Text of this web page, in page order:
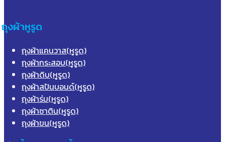
ถุงผ้าหูรูด
ถุงผ้าแคนวาส(หูรูด)
ถุงผ้ากระสอบ(หูรูด)
ถุงผ้าดิบ(หูรูด)
ถุงผ้าสปันบอนด์(หูรูด)
ถุงผ้าร่ม(หูรูด)
ถุงผ้าซาติน(หูรูด)
ถุงผ้าขน(หูรูด)